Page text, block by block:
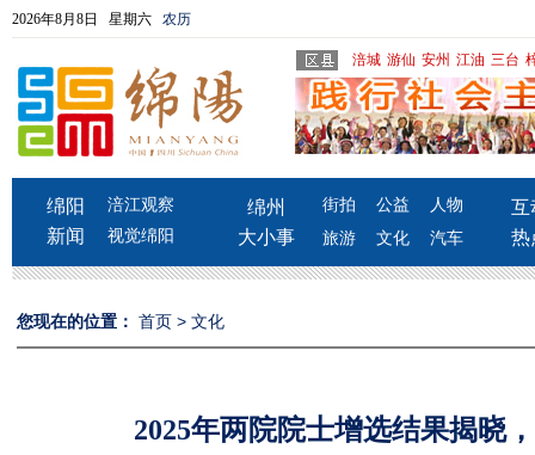
2026年8月8日 星期六 农历
涪城 游仙 安州 江油 三台
绵阳
新闻
涪江观察
视觉绵阳
绵州
大小事
街拍 公益
人物
旅游
文化 汽车
互
热
您现在的位置： 首页 > 文化
2025年两院院士增选结果揭晓